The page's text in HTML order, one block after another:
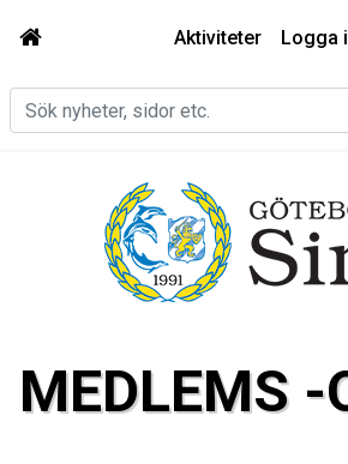
Aktiviteter Logga
MEDLEMS -